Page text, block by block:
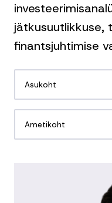
jätkusuutlikkuse,
finantsjuhtimise
Asukoht
Ametikoht